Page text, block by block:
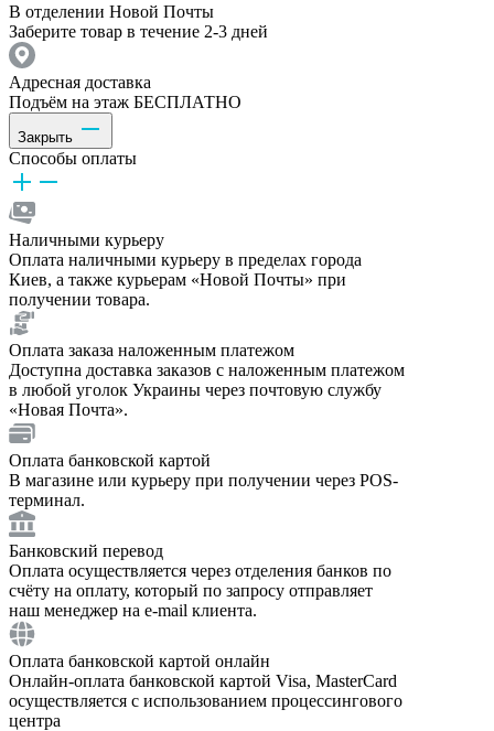
В отделении Новой Почты
Заберите товар в течение 2-3 дней
Адресная доставка
Подъём на этаж БЕСПЛАТНО
Закрыть
Способы оплаты
Наличными курьеру
Оплата наличными курьеру в пределах города
Киев, а также курьерам «Новой Почты» при
получении товара.
Оплата заказа наложенным платежом
Доступна доставка заказов с наложенным платежом
в любой уголок Украины через почтовую службу
«Новая Почта».
Оплата банковской картой
В магазине или курьеру при получении через POS-
терминал.
Банковский перевод
Оплата осуществляется через отделения банков по
счёту на оплату, который по запросу отправляет
наш менеджер на e-mail клиента.
Оплата банковской картой онлайн
Онлайн-оплата банковской картой Visa, MasterCard
осуществляется с использованием процессингового
центра